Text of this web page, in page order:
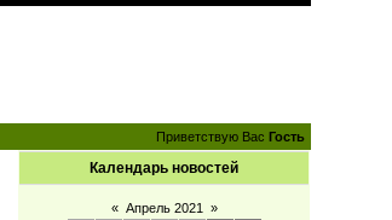
Приветствую Вас Гость
Календарь новостей
« Апрель 2021
»